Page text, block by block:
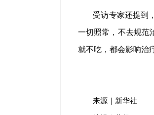
受访专家还提到
一切照常，不去规范
就不吃，都会影响治
来源｜新华社